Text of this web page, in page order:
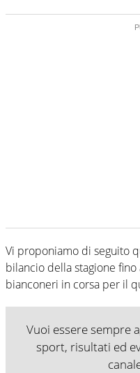
Vi proponiamo di seguito
bilancio della stagione
bianconeri in corsa per il
Vuoi essere sempre
sport, risultati ed